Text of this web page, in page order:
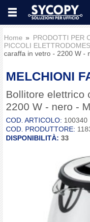
Home PRODOTTI PER
PICCOLI
caraffa in vetro - 2200 W -
MELCHIONI
Bollitore elettrico
2200 W - nero -
COD. ARTICOLO: 100340
COD. PRODUTTORE:
DISPONIBILITÀ: 33